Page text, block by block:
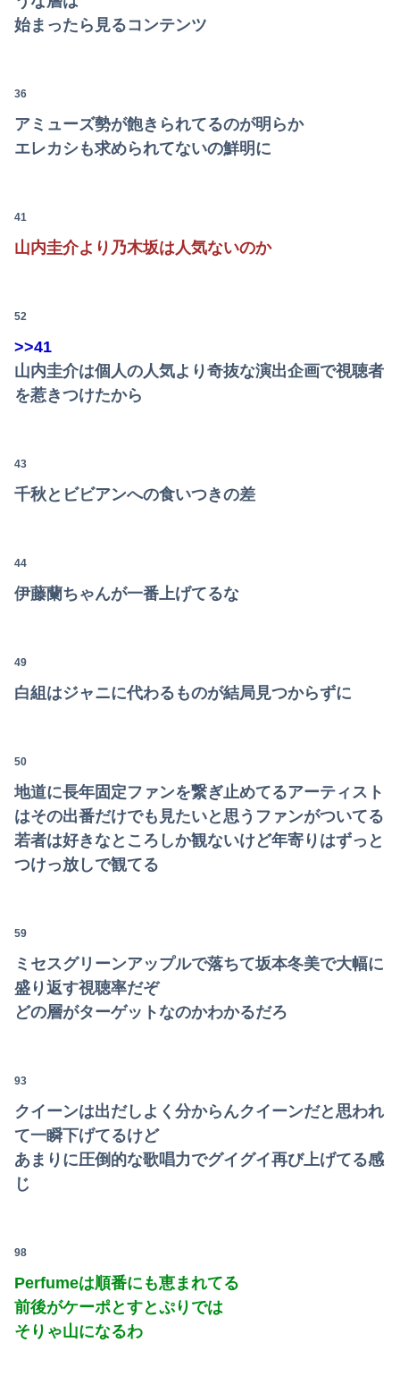
始まったら見るコンテンツ
36
アミューズ勢が飽きられてるのが明らか
エレカシも求められてないの鮮明に
41
山内圭介より乃木坂は人気ないのか
52
>>41
山内圭介は個人の人気より奇抜な演出企画で視聴者
を惹きつけたから
43
千秋とビビアンへの食いつきの差
44
伊藤蘭ちゃんが一番上げてるな
49
白組はジャニに代わるものが結局見つからずに
50
地道に長年固定ファンを繋ぎ止めてるアーティスト
はその出番だけでも見たいと思うファンがついてる
若者は好きなところしか観ないけど年寄りはずっと
つけっ放しで観てる
59
ミセスグリーンアップルで落ちて坂本冬美で大幅に
盛り返す視聴率だぞ
どの層がターゲットなのかわかるだろ
93
クイーンは出だしよく分からんクイーンだと思われ
て一瞬下げてるけど
あまりに圧倒的な歌唱力でグイグイ再び上げてる感
じ
98
Perfumeは順番にも恵まれてる
前後がケーポとすとぷりでは
そりゃ山になるわ